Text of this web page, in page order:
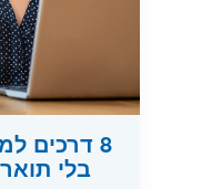
8 דרכים
בלי